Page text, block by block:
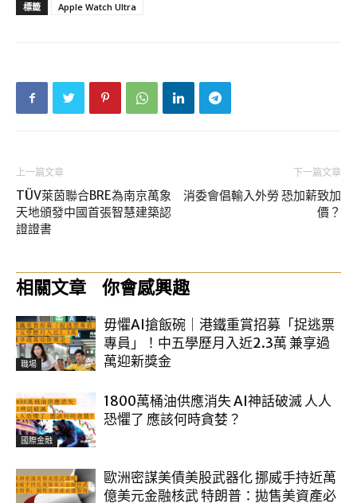
標籤 Apple Watch Ultra
上一篇文章
TÜV萊茵聯合BRE為南京萬象
天地頒發中國首張智慧建築認
證證書
下一篇文章
消委會倡輸入外勞 恐加薪致加
價？
相關文章 你會感興趣
職場
毋懼AI搶飯碗｜港鐵重賞招募「捉逃票
專員」！中五學歷月入近2.3萬 兼享過
萬迎新獎金
國際金融
1800萬桶油供應消失 AI神話破滅 人人
恐懼了 應該何時貪婪？
歐洲密謀美債美股武器化 挪威手持近萬
億美元金融核武 特朗普：拋售美資產必